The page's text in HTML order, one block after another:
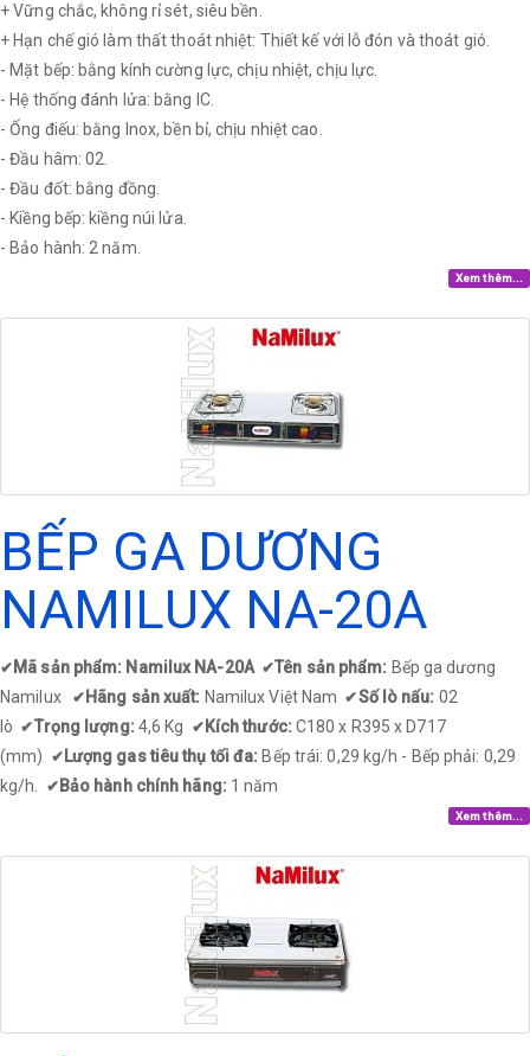
+ Vững chắc, không rỉ sét, siêu bền.
+ Hạn chế gió làm thất thoát nhiệt: Thiết kế với lỗ đón và thoát gió.
- Mặt bếp: bằng kính cường lực, chịu nhiệt, chịu lực.
- Hệ thống đánh lửa: bằng IC.
- Ống điếu: bằng Inox, bền bỉ, chịu nhiệt cao.
- Đầu hâm: 02.
- Đầu đốt: bằng đồng.
- Kiềng bếp: kiềng núi lửa.
- Bảo hành: 2 năm.
Xem thêm...
BẾP GA DƯƠNG
NAMILUX NA-20A
✔Mã sản phẩm: Namilux NA-20A ✔Tên sản phẩm: Bếp ga dương
Namilux ✔Hãng sản xuất: Namilux Việt Nam ✔Số lò nấu: 02
lò ✔Trọng lượng: 4,6 Kg ✔Kích thước: C180 x R395 x D717
(mm) ✔Lượng gas tiêu thụ tối đa: Bếp trái: 0,29 kg/h - Bếp phải: 0,29
kg/h.
✔Bảo hành chính hãng: 1 năm
Xem thêm...